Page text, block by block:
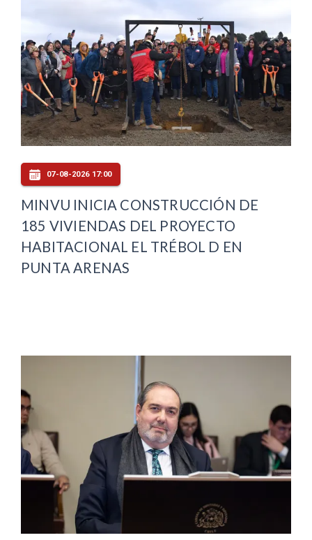
07-08-2026 17:00
MINVU INICIA CONSTRUCCIÓN DE
185 VIVIENDAS DEL PROYECTO
HABITACIONAL EL TRÉBOL D EN
PUNTA ARENAS